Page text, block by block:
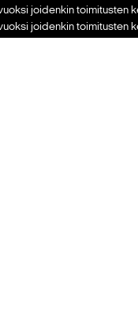
joidenkin
joidenkin